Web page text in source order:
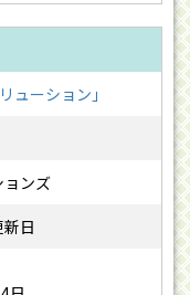
ューション」
ンズ